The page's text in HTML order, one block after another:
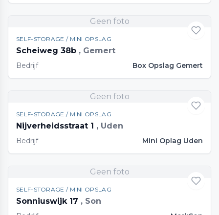
Geen foto
SELF-STORAGE / MINI OPSLAG
Scheiweg 38b , Gemert
Bedrijf Box Opslag Gemert
Geen foto
SELF-STORAGE / MINI OPSLAG
Nijverheidsstraat 1 , Uden
Bedrijf Mini Oplag Uden
Geen foto
SELF-STORAGE / MINI OPSLAG
Sonniuswijk 17 , Son